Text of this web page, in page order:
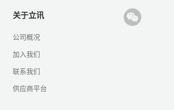
关于立讯
公司概况
加入我们
联系我们
供应商平台